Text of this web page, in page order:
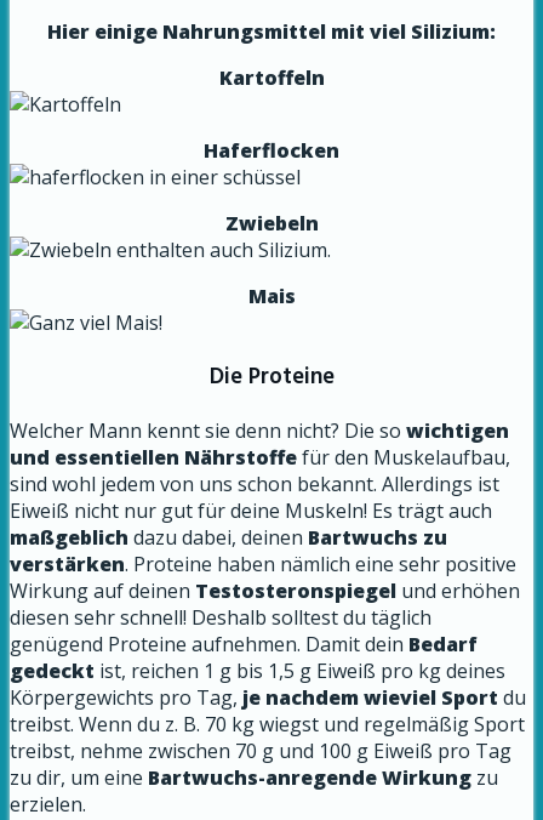
Hier einige Nahrungsmittel mit viel Silizium:
Kartoffeln
Haferflocken
Zwiebeln
Mais
Die Proteine
Welcher Mann kennt sie denn nicht? Die so wichtigen
und essentiellen Nährstoffefür den Muskelaufbau,
sind wohl jedem von uns schon bekannt. Allerdings ist
Eiweiß nicht nur gut für deine Muskeln! Es trägt auch
maßgeblich dazu dabei, deinen Bartwuchs zu
verstärken. Proteine haben nämlich eine sehr positive
Wirkung auf deinen Testosteronspiegel und erhöhen
diesen sehr schnell! Deshalb solltest du täglich
genügend Proteine aufnehmen. Damit dein Bedarf
gedeckt ist, reichen 1 g bis 1,5 g Eiweiß pro kg deines
Körpergewichts pro Tag, je nachdem wieviel Sport du
treibst. Wenn du z. B. 70 kg wiegst und regelmäßig Sport
treibst, nehme zwischen 70 g und 100 g Eiweiß pro Tag
zu dir, um eine Bartwuchs-anregende Wirkung zu
erzielen.